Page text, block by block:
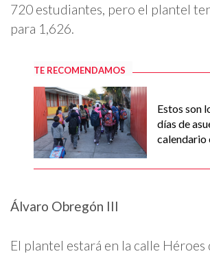
720 estudiantes, pero el plantel
para 1,626.
TE RECOMENDAMOS
Estos son
días de
calendario
Álvaro Obregón III
El plantel estará en la calle Héroes